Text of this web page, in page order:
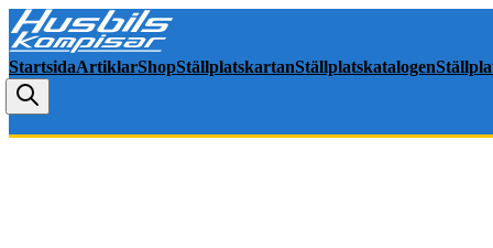
StartsidaArtiklarShopStällplatskartanStällplatskatalogen